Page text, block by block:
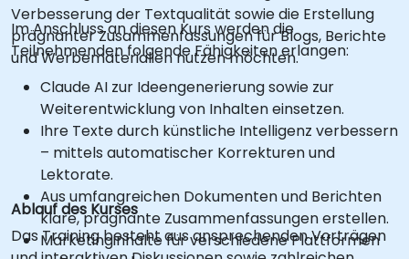
Verbesserung der Textqualität sowie die Erstellung
prägnanter Zusammenfassungen für Blogs, Berichte
und Werbematerialien nutzen möchten.
Im Anschluss an diesen Kurs werden die
Teilnehmenden folgende Fähigkeiten erlangen:
Claude AI zur Ideengenerierung sowie zur
Weiterentwicklung von Inhalten einsetzen.
Ihre Texte durch künstliche Intelligenz verbessern
– mittels automatischer Korrekturen und
Lektorate.
Aus umfangreichen Dokumenten und Berichten
klare, prägnante Zusammenfassungen erstellen.
Marketinginhalte für verschiedene Plattformen
Ablauf des Kurses
Das Training besteht aus ansprechenden Vorträgen